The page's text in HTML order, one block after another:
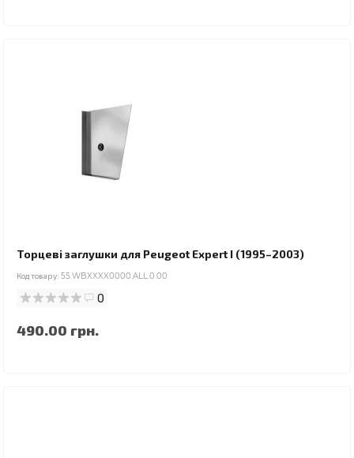
Торцеві заглушки для Peugeot Expert I (1995–2003)
Код товару: 55.WBXXXX0000.ALL.0.00
0
490.00 грн.